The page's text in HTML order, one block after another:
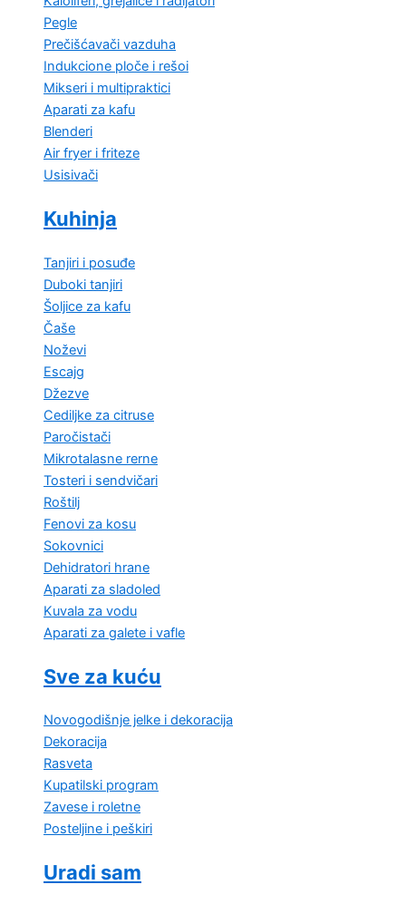
Pegle
Prečišćavači vazduha
Indukcione ploče i rešoi
Mikseri i multipraktici
Aparati za kafu
Blenderi
Air fryer i friteze
Usisivači
Kuhinja
Tanjiri i posuđe
Duboki tanjiri
Šoljice za kafu
Čaše
Noževi
Escajg
Džezve
Cediljke za citruse
Paročistači
Mikrotalasne rerne
Tosteri i sendvičari
Roštilj
Fenovi za kosu
Sokovnici
Dehidratori hrane
Aparati za sladoled
Kuvala za vodu
Aparati za galete i vafle
Sve za kuću
Novogodišnje jelke i dekoracija
Dekoracija
Rasveta
Kupatilski program
Zavese i roletne
Posteljine i peškiri
Uradi sam